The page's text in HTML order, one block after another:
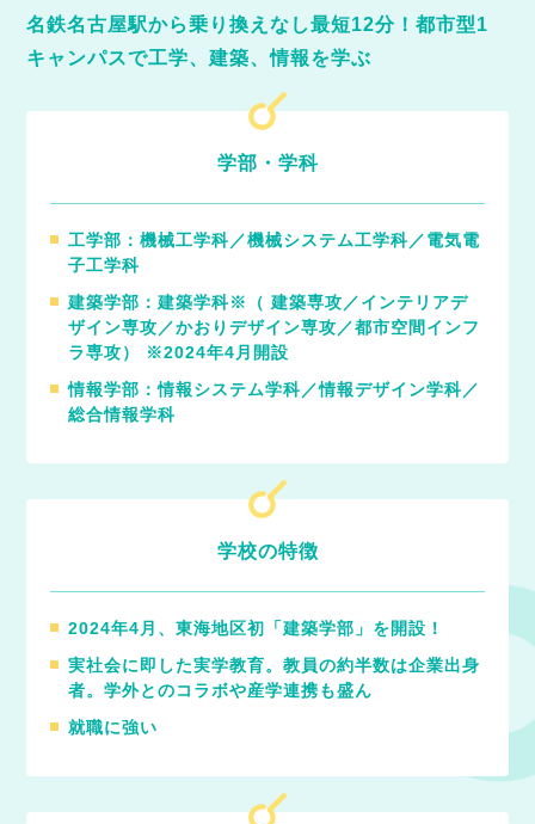
名鉄名古屋駅から乗り換えなし最短12分！都市型1
キャンパスで工学、建築、情報を学ぶ
学部・学科
工学部：機械工学科／機械システム工学科／電気電
子工学科
建築学部：建築学科※（ 建築専攻／インテリアデ
ザイン専攻／かおりデザイン専攻／都市空間インフ
ラ専攻） ※2024年4月開設
情報学部：情報システム学科／情報デザイン学科／
総合情報学科
学校の特徴
2024年4月、東海地区初「建築学部」を開設！
実社会に即した実学教育。教員の約半数は企業出身
者。学外とのコラボや産学連携も盛ん
就職に強い